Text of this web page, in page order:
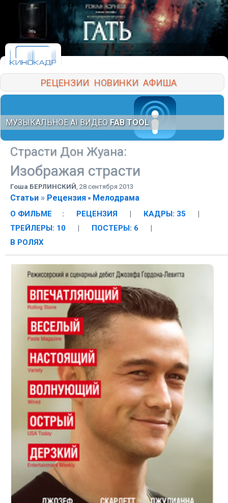
РЕЦЕНЗИИ НОВИНКИ АФИША
МУЗЫКАЛЬНОЕ AI ВИДЕО FAB TOOL
Страсти Дон Жуана:
Изображая страсти
Гоша БЕРЛИНСКИЙ, 28 сентября 2013
Статьи » Рецензия Мелодрама
О ФИЛЬМЕ : РЕЦЕНЗИЯ | КАДРЫ: 35
|
ТРЕЙЛЕРЫ: 10
| ПОСТЕРЫ: 6
|
В РОЛЯХ